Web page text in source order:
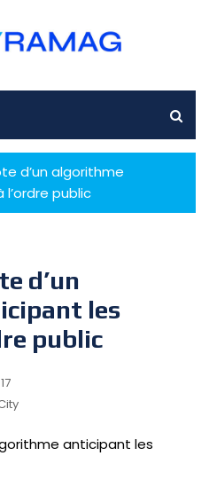
d’un algorithme
public
d’un
les
public